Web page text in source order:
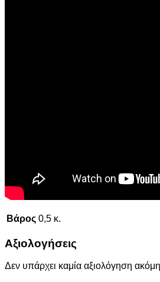
Βάρος 0,5 κ.
Αξιολογήσεις
Δεν υπάρχει καμία αξιολόγηση